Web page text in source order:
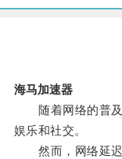
海马加速器
随着网络的普及
娱乐和社交。
然而，网络延迟